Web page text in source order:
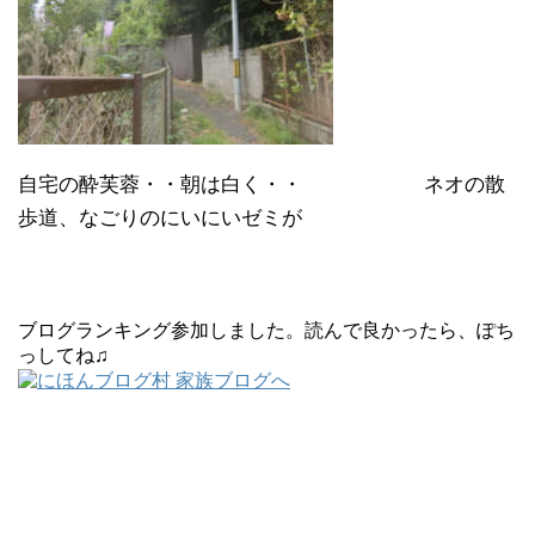
自宅の酔芙蓉・・朝は白く・・ ネオの散
歩道、なごりのにいにいゼミが
ブログランキング参加しました。読んで良かったら、ぽち
っしてね♫